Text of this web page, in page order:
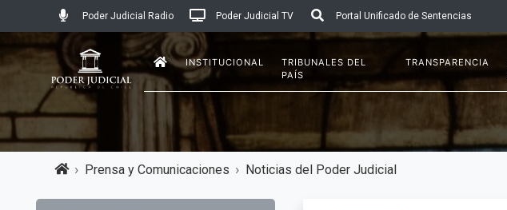
Poder Judicial Radio Poder Judicial TV Portal Unificado de Sentencias
INSTITUCIONAL
TRIBUNALES DEL
PAÍS
TRANSPARENCIA
Prensa y Comunicaciones Noticias del Poder Judicial